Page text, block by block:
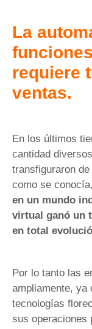
La
requiere
ventas.
En los últimos
cantidad
transfiguraron
como se
en un mundo
virtual ganó un
en total
Por lo tanto las
ampliamente, ya
tecnologías
sus operaciones